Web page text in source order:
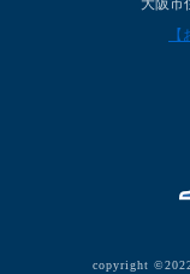
大阪市
copyright